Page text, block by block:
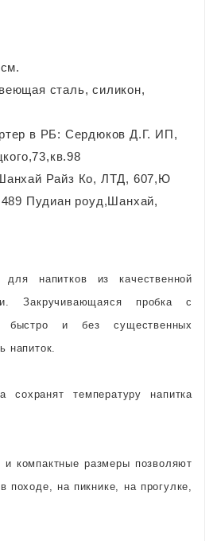
сталь, силикон,
в РБ: Сердюков Д.Г. ИП,
Райз Ко, ЛТД, 607,Ю
Пудиан роуд,Шанхай,
для напитков из качественной
Закручивающаяся пробка с
быстро и без существенных
напиток.
сохранят температуру напитка
и компактные размеры позволяют
походе, на пикнике, на прогулке,